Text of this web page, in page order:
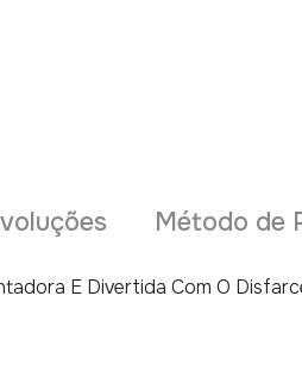
Método de
E Divertida Com O